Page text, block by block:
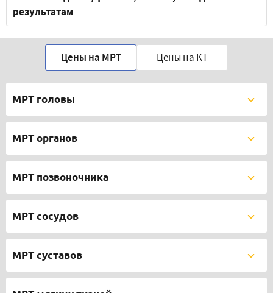
результатам
Цены на МРТ Цены на КТ
МРТ головы
МРТ органов
МРТ позвоночника
МРТ сосудов
МРТ суставов